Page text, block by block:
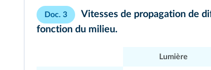
Doc. 3
Vitesses de propagation de
fonction du milieu.
Lumière